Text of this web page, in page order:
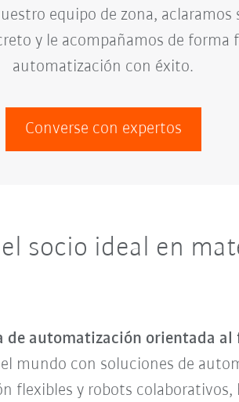
equipo de zona, aclaramos
y le acompañamos de forma
automatización con éxito.
Converse con expertos
socio ideal en
de automatización orientada
mundo con soluciones de
flexibles y robots